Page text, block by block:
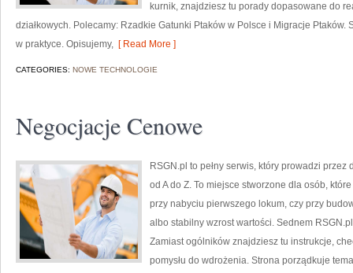
kurnik, znajdziesz tu porady dopasowane do
działkowych. Polecamy: Rzadkie Gatunki Ptaków w Polsce i Migracje
w praktyce. Opisujemy, [ Read More ]
CATEGORIES: NOWE TECHNOLOGIE
Negocjacje Cenowe
RSGN.pl to pełny serwis, który prowadzi
od A do Z. To miejsce stworzone dla osób,
przy nabyciu pierwszego lokum, czy przy
albo stabilny wzrost wartości. Sednem
Zamiast ogólników znajdziesz tu instrukcje,
pomysłu do wdrożenia. Strona porządkuje